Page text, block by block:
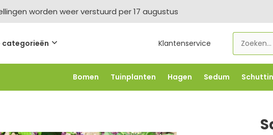
worden weer verstuurd per 17 augustus
categorieën Klantenservice
Bomen Tuinplanten Hagen Sedum
-2,5% vanaf €250 -FLOWBO250 -5% vanaf €500 -FLOWBO500